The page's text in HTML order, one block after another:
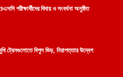
পরীক্ষার্থীদের বিদায় ও সংবর্ধনা অনুষ্ঠিত
ট্রেনগুলোতে বিপুল ভিড়, নিরাপত্তার উদ্বেগ